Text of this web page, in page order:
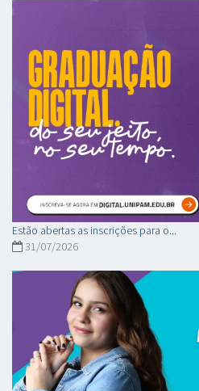
Estão abertas as inscrições para o...
31/07/2026